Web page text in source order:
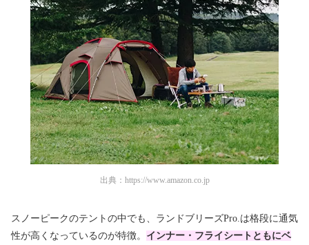
出典： https://www.amazon.co.jp
スノーピークのテントの中でも、ランドブリーズPro.は格段に通気
性が高くなっているのが特徴。 インナー・フライシートともにベ